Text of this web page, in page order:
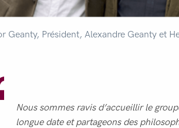
Geanty, Président, Alexandre Geanty et
Nous sommes ravis d’accueillir le
longue date et partageons des